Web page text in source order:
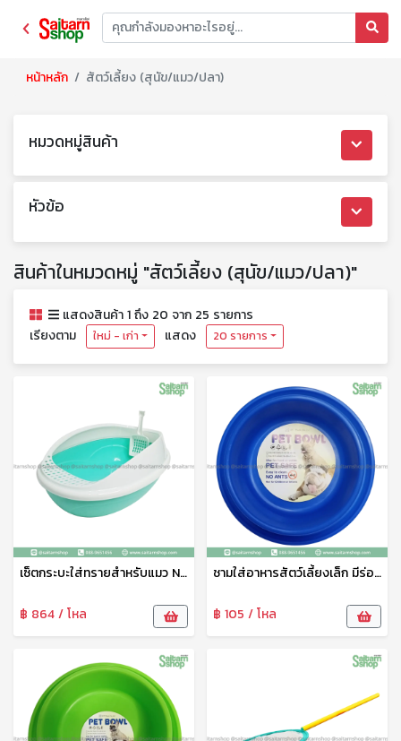
หน้าหลัก สัตว์เลี้ยง (สุนัข/แมว/ปลา)
หมวดหมู่สินค้า
หัวข้อ
สินค้าในหมวดหมู่ "สัตว์เลี้ยง (สุนัข/แมว/ปลา)"
แสดงสินค้า 1 ถึง 20 จาก 25 รายการ
เรียงตาม
ใหม่ - เก่า แสดง 20 รายการ
เซ็ตกระบะใส่ทรายสำหรับแมว No.1802 SRT
฿ 864 / โหล
ชามใส่อาหารสัตว์เลี้ยงเล็ก มีร่องใส่น้ำกันมด No.1815 SRT
฿ 105 / โหล